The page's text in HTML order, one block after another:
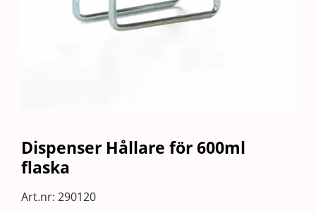
Dispenser Hållare för 600ml
flaska
Art.nr: 290120